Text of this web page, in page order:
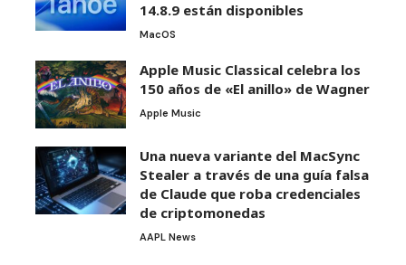
14.8.9 están disponibles
MacOS
Apple Music Classical celebra los
150 años de «El anillo» de Wagner
Apple Music
Una nueva variante del MacSync
Stealer a través de una guía falsa
de Claude que roba credenciales
de criptomonedas
AAPL News